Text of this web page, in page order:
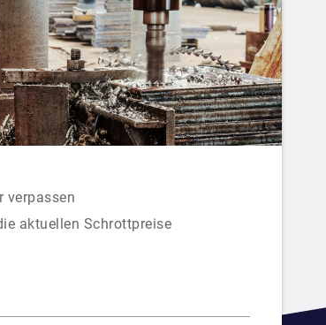
verpassen
aktuellen Schrottpreise